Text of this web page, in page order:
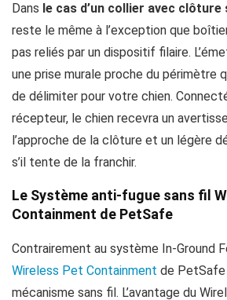
Dans le cas d’un collier avec clôture
reste le même à l’exception que
pas reliés par un dispositif filaire.
une prise murale proche du périmètre
de délimiter pour votre chien.
récepteur, le chien recevra un
l’approche de la clôture et un légère
s’il tente de la franchir.
Le Système anti-fugue sans fil
Containment de PetSafe
Contrairement au système In-Ground
Wireless Pet Containment de PetSafe
mécanisme sans fil. L’avantage du